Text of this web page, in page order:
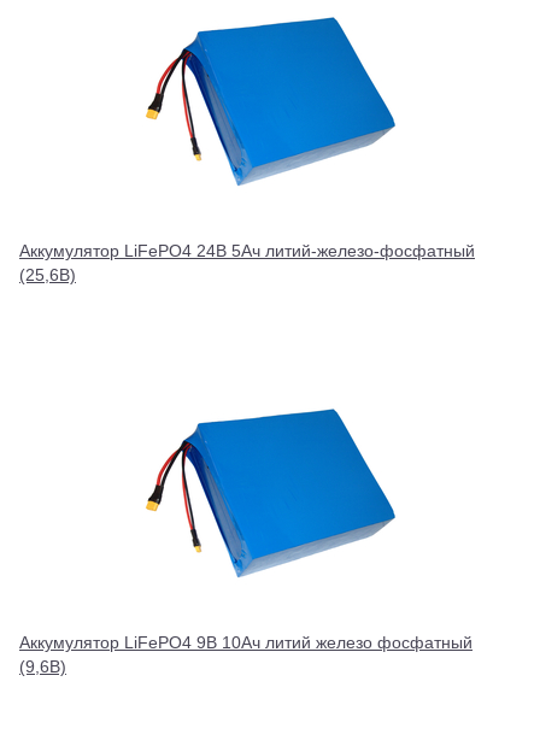
Аккумулятор LiFePO4 24В 5Ач литий-железо-фосфатный
(25,6В)
Аккумулятор LiFePO4 9В 10Ач литий железо фосфатный
(9,6В)